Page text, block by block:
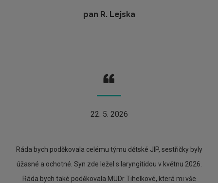
pan R. Lejska
22. 5. 2026
Ráda bych poděkovala celému týmu dětské JIP, sestřičky byly
úžasné a ochotné. Syn zde ležel s laryngitidou v květnu 2026.
Ráda bych také poděkovala MUDr Tihelkové, která mi vše